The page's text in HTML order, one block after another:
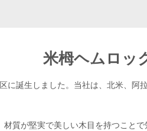
米栂ヘムロッ
誕生しました。当社は、北米、
質が堅実で美しい木目を持つこと